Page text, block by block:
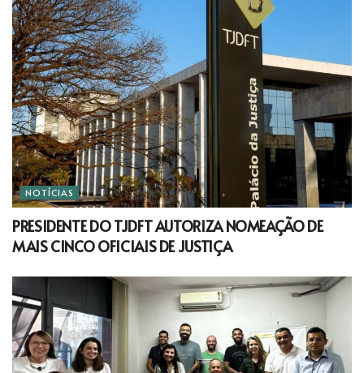
NOTÍCIAS
PRESIDENTE DO TJDFT AUTORIZA NOMEAÇÃO DE
MAIS CINCO OFICIAIS DE JUSTIÇA